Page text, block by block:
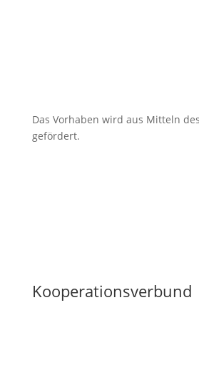
Das Vorhaben wird aus Mitteln
gefördert.
Kooperations­­verbund